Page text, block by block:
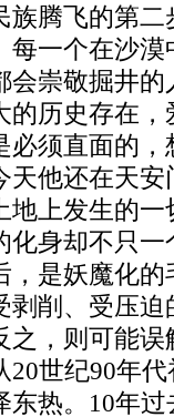
腾飞的第
每一个在沙
会崇敬掘井
历史存在
须直面的
他还在天
地上发生的一
身却不只一
是妖魔化
削、受压
，则可能
世纪90年
热。10年